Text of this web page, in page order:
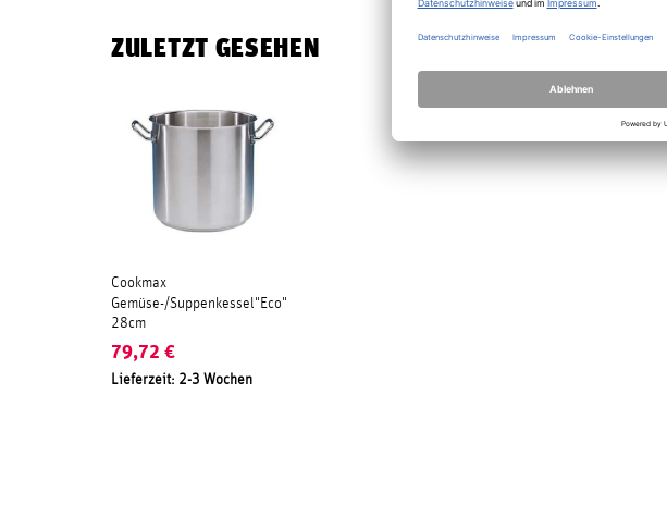
ZULETZT GESEHEN
Cookmax
Gemüse-/Suppenkessel"Eco"
28cm
79,72 €
Lieferzeit: 2-3 Wochen